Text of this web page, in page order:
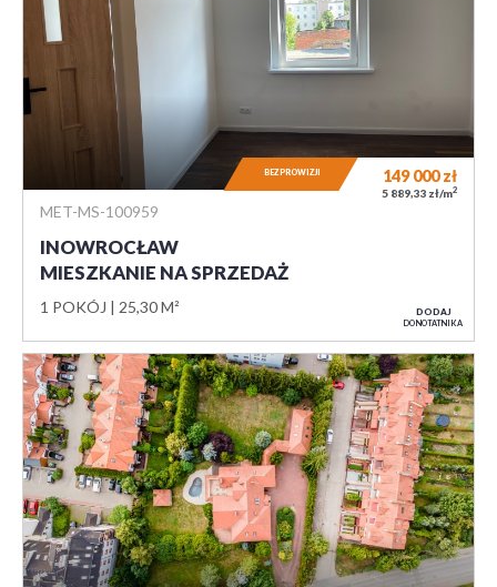
MET-MS-100959
INOWROCŁAW
MIESZKANIE NA SPRZEDAŻ
1 POKÓJ 25,30 M²
149 000zł
5 889,33 zł/m2
BEZ PROWIZJI
DODAJ
DO NOTATNIKA